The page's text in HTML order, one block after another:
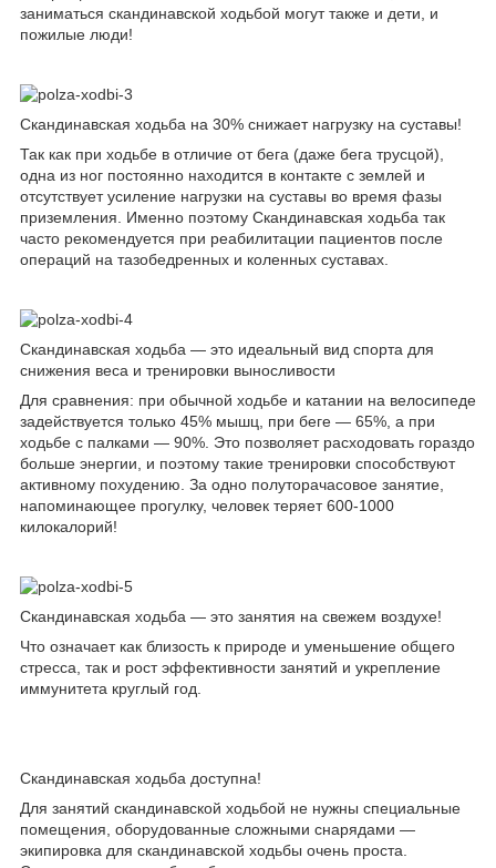
заниматься скандинавской ходьбой могут также и дети, и
пожилые люди!
Скандинавская ходьба на 30% снижает нагрузку на суставы!
Так как при ходьбе в отличие от бега (даже бега трусцой),
одна из ног постоянно находится в контакте с землей и
отсутствует усиление нагрузки на суставы во время фазы
приземления. Именно поэтому Скандинавская ходьба так
часто рекомендуется при реабилитации пациентов после
операций на тазобедренных и коленных суставах.
Скандинавская ходьба — это идеальный вид спорта для
снижения веса и тренировки выносливости
Для сравнения: при обычной ходьбе и катании на велосипеде
задействуется только 45% мышц, при беге — 65%, а при
ходьбе с палками — 90%. Это позволяет расходовать гораздо
больше энергии, и поэтому такие тренировки способствуют
активному похудению. За одно полуторачасовое занятие,
напоминающее прогулку, человек теряет 600-1000
килокалорий!
Скандинавская ходьба — это занятия на свежем воздухе!
Что означает как близость к природе и уменьшение общего
стресса, так и рост эффективности занятий и укрепление
иммунитета круглый год.
Скандинавская ходьба доступна!
Для занятий скандинавской ходьбой не нужны специальные
помещения, оборудованные сложными снарядами —
экипировка для скандинавской ходьбы очень проста.